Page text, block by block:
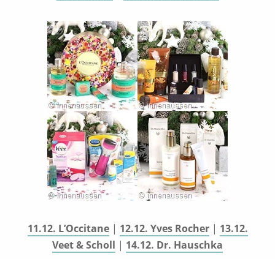
11.12. L’Occitane| 12.12. Yves Rocher| 13.12.
Veet & Scholl | 14.12. Dr. Hauschka